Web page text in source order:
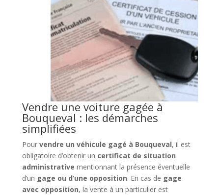
Vendre une voiture gagée à
Bouqueval : les démarches
simplifiées
Pour vendre un véhicule gagé à Bouqueval, il est
obligatoire d’obtenir un certificat de situation
administrative mentionnant la présence éventuelle
d’un gage ou d’une opposition. En cas de gage
avec opposition, la vente à un particulier est